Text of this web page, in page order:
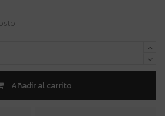
Añadir al carrito